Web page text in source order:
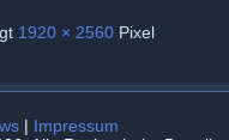
1920 × 2560 Pixel
| Impressum